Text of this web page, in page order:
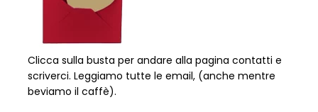
Clicca sulla busta per andare alla pagina contatti e
scriverci. Leggiamo tutte le email, (anche mentre
beviamo il caffè).